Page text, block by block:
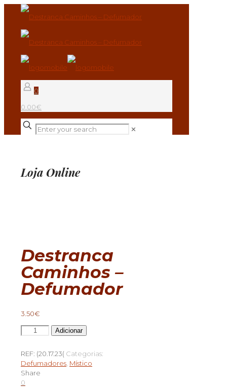
0
0.00€
✕
Loja Online
Destranca
Caminhos –
Defumador
3.50€
Quantidade
de
Caminhos
-
Defumador
Adicionar
REF: (20.17.23( Categorias:
Defumadores Místico
Share
0